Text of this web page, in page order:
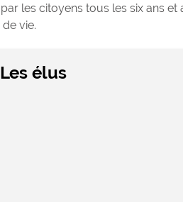
les citoyens tous les six ans
vie.
Les élus